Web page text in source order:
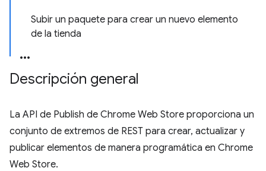
Subir un paquete para crear un nuevo elemento
de la tienda
Descripción general
La API de Publish de Chrome Web Store proporciona un
conjunto de extremos de REST para crear, actualizar y
publicar elementos de manera programática en Chrome
Web Store.